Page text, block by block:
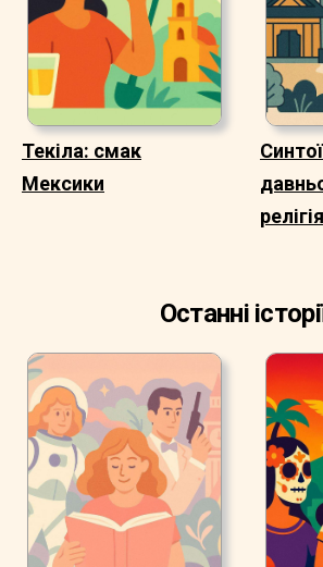
Текіла: смак
Мексики
Останні